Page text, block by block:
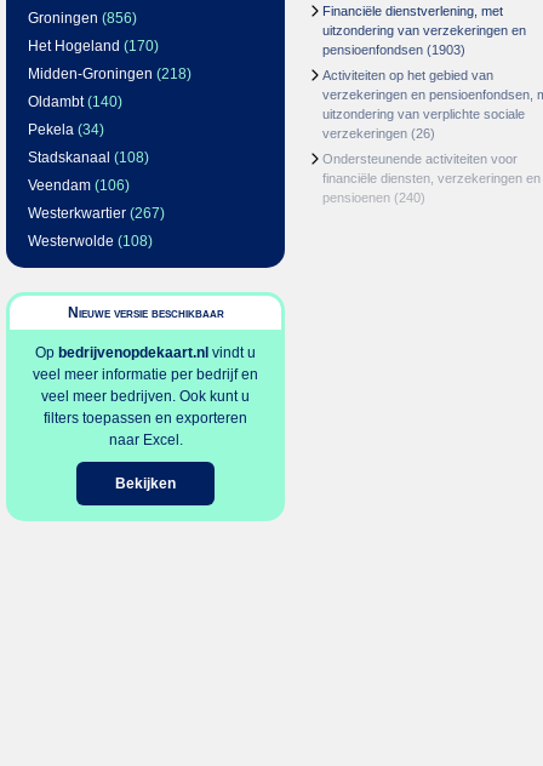
Groningen (856)
Het Hogeland (170)
Midden-Groningen (218)
Oldambt(140)
Pekela (34)
Stadskanaal (108)
Veendam (106)
Westerkwartier (267)
Westerwolde (108)
Nieuwe versie beschikbaar
Op bedrijvenopdekaart.nl vindt u
veel meer informatie per bedrijf en
veel meer bedrijven. Ook kunt u
filters toepassen en exporteren
naar Excel.
Bekijken
Financiële dienstverlening, met
uitzondering van verzekeringen en
pensioenfondsen (1903)
Activiteiten op het gebied van
verzekeringen en pensioenfondsen,
uitzondering van verplichte sociale
verzekeringen (26)
Ondersteunende activiteiten voor
financiële diensten, verzekeringen en
pensioenen (240)